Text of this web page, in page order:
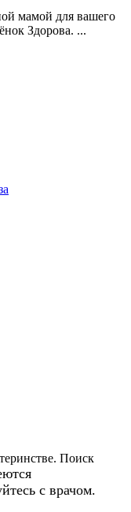
мамой для вашего
Здорова. ...
Поиск
с врачом.